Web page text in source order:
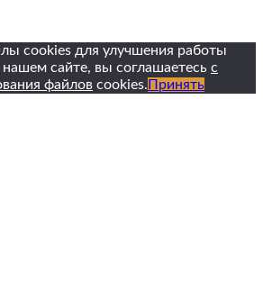
cookies для улучшения работы
нашем сайте, вы соглашаетесь с
файлов cookies. Принять